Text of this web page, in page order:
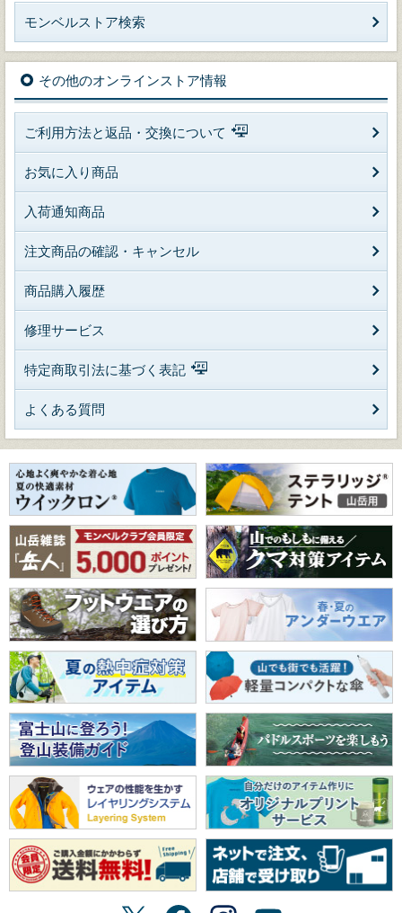
モンベルストア検索
その他のオンラインストア情報
ご利用方法と返品・交換について
お気に入り商品
入荷通知商品
注文商品の確認・キャンセル
商品購入履歴
修理サービス
特定商取引法に基づく表記
よくある質問